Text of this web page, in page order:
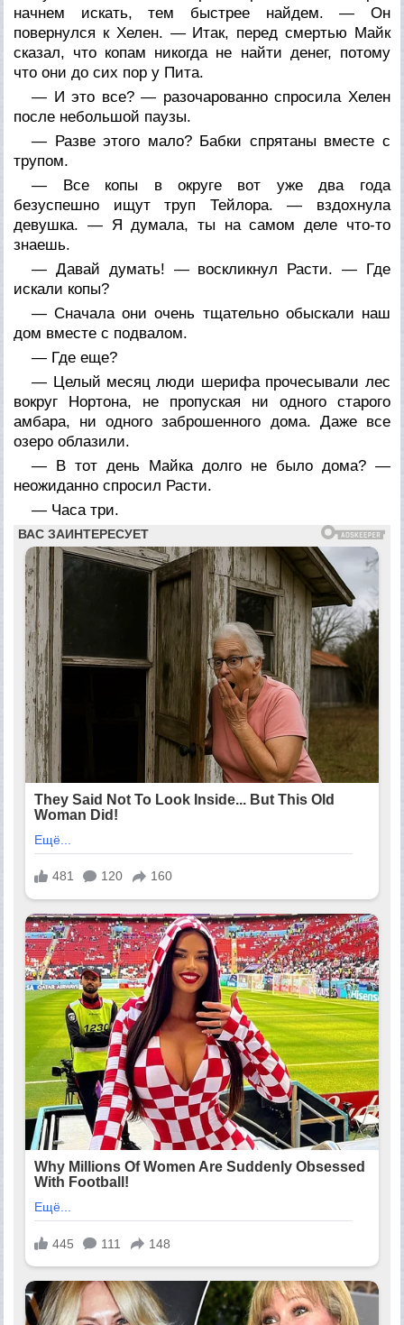
начнем искать, тем быстрее найдем. — Он
повернулся к Хелен. — Итак, перед смертью Майк
сказал, что копам никогда не найти денег, потому
что они до сих пор у Пита.
— И это все? — разочарованно спросила Хелен
после небольшой паузы.
— Разве этого мало? Бабки спрятаны вместе с
трупом.
— Все копы в округе вот уже два года
безуспешно ищут труп Тейлора. — вздохнула
девушка. — Я думала, ты на самом деле что-то
знаешь.
— Давай думать! — воскликнул Расти. — Где
искали копы?
— Сначала они очень тщательно обыскали наш
дом вместе с подвалом.
— Где еще?
— Целый месяц люди шерифа прочесывали лес
вокруг Нортона, не пропуская ни одного старого
амбара, ни одного заброшенного дома. Даже все
озеро облазили.
— В тот день Майка долго не было дома? —
неожиданно спросил Расти.
— Часа три.